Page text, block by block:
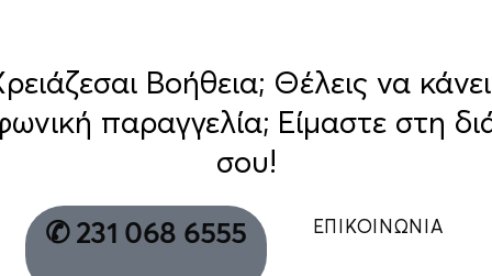
Βοήθεια; Θέλεις να
παραγγελία; Είμαστε στη
σου!
✆ 231 068 6555 ΕΠΙΚΟΙΝΩΝΙΑ